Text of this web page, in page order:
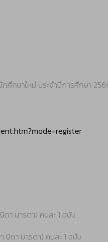
ศึกษาใหม่ ประจำปีการศึกษา
า มารดา) คนละ 1 ฉบับ
บิดา มารดา) คนละ 1 ฉบับ